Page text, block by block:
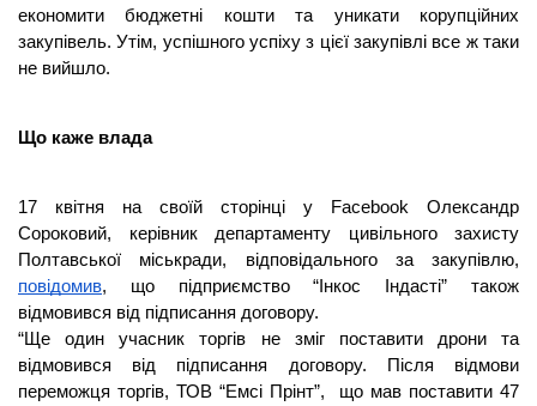
економити бюджетні кошти та уникати корупційних
закупівель. Утім, успішного успіху з цієї закупівлі все ж таки
не вийшло.
Що каже влада
17 квітня на своїй сторінці у Facebook Олександр
Сороковий, керівник департаменту цивільного захисту
повідомив, що підприємство “Інкос Індасті” також
відмовився від підписання договору.
“Ще один учасник торгів не зміг поставити дрони та
відмовився від підписання договору. Після відмови
переможця торгів, ТОВ “Емсі Прінт”,  що мав поставити 47